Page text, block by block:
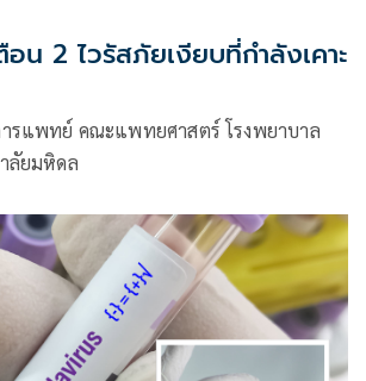
น 2 ไวรัสภัยเงียบที่กำลังเคาะ
รแพทย์ คณะแพทยศาสตร์ โรงพยาบาล
ลัยมหิดล